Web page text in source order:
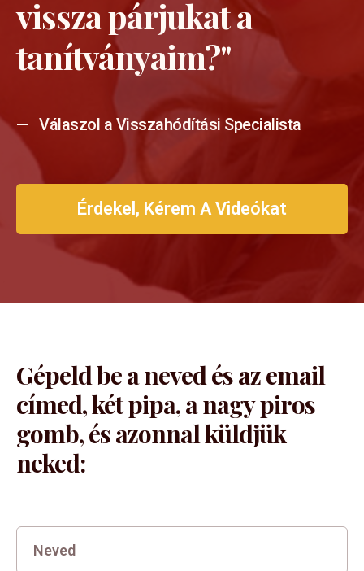
vissza párjukat a
tanítványaim?"
— Válaszol a Visszahódítási Specialista
Érdekel, Kérem A Videókat
Gépeld be a neved és az email
címed, két pipa, a nagy piros
gomb, és azonnal küldjük
neked: